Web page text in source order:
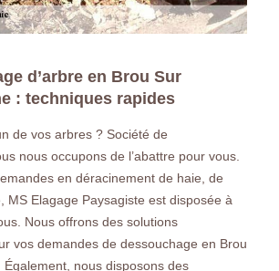
d’arbre en Brou Sur
: techniques rapides
de vos arbres ? Société de
nous occupons de l’abattre pour vous.
en déracinement de haie, de
MS Elagage Paysagiste est disposée à
Nous offrons des solutions
vos demandes de dessouchage en Brou
Également, nous disposons des